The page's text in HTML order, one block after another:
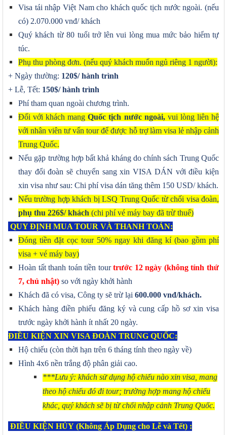
Visa tái nhập Việt Nam cho khách quốc tịch nước ngoài. (nếu
có) 2.070.000 vnđ/ khách
Quý khách từ 80 tuổi trở lên vui lòng mua mức bảo hiểm tự
túc.
Phụ thu phòng đơn. (nếu quý khách muốn ngủ riêng 1 người):
+ Ngày thường: 120$/hành trình
+ Lễ, Tết: 150$/ hành trình
Phí tham quan ngoài chương trình.
Đối với khách mangQuốc tịch nước ngoài,vui lòng liên hệ
với nhân viên tư vấn tour để được hỗ trợ làm visa lẻ nhập cảnh
Trung Quốc.
Nếu gặp trường hợp bất khả kháng do chính sách Trung Quốc
thay đổi đoàn sẽ chuyển sang xin VISA DÁN với điều kiện
xin visa như sau: Chi phí visa dán tăng thêm 150 USD/ khách.
Nếu trường hợp khách bị LSQ Trung Quốc từ chối visa đoàn,
phụ thu 226$/ khách (chi phí vé máy bay đã trừ thuế)
QUY ĐỊNH MUA TOUR VÀ THANH TOÁN:
Đóng tiền đặt cọc tour 50% ngay khi đăng kí (bao gồm phí
visa + vé máy bay)
Hoàn tất thanh toán tiền tourtrước 12ngày (không tính thứ
7, chủ nhật) so với ngày khởi hành
Khách đã có visa, Công ty sẽ trừ lại 600.000 vnđ/khách.
Khách hàng điền phiếu đăng ký và cung cấp hồ sơ xin visa
trước ngày khởi hành ít nhất 20 ngày.
ĐIỀU KIỆN XIN VISA ĐOÀN TRUNG QUỐC:
Hộ chiếu (còn thời hạn trên 6 tháng tính theo ngày về)
Hình 4x6 nền trắng độ phân giải cao.
***Lưu ý: khách sử dụng hộ chiếu nào xin visa, mang
theo hộ chiếu đó đi tour; trường hợp mang hộ chiếu
khác, quý khách sẽ bị từ chối nhập cảnh Trung Quốc.
ĐIỀU KIỆN HỦY (Không Áp Dụng cho Lễ và Tết) :